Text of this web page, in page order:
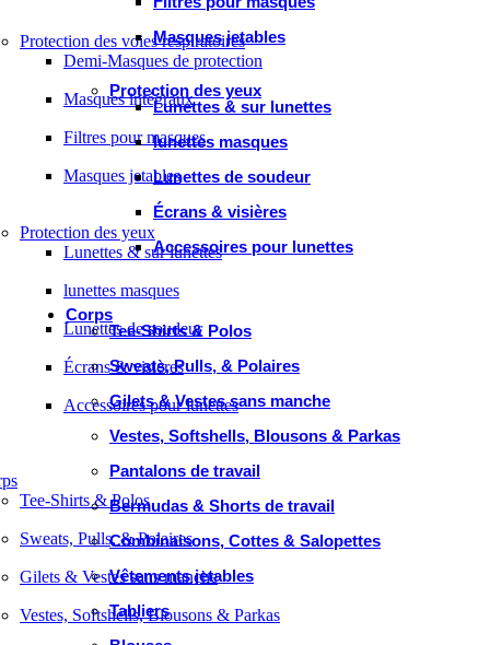
Masques jetables
Protection des yeux
Lunettes & sur lunettes
lunettes masques
Lunettes de soudeur
Écrans & visières
Accessoires pour lunettes
Corps
Tee-Shirts & Polos
Sweats, Pulls, & Polaires
Gilets & Vestes sans manche
Vestes, Softshells, Blousons & Parkas
Pantalons de travail
Bermudas & Shorts de travail
Combinaisons, Cottes & Salopettes
Vêtements jetables
Tabliers
Protection des voies respiratoires
Demi-Masques de protection
Masques intégraux
Filtres pour masques
Masques jetables
Protection des yeux
Lunettes & sur lunettes
lunettes masques
Lunettes de soudeur
Écrans & visières
Accessoires pour lunettes
Tee-Shirts & Polos
Sweats, Pulls, & Polaires
Gilets & Vestes sans manche
Vestes, Softshells, Blousons & Parkas